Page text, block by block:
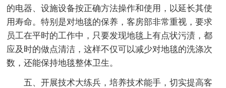
的电器、设施设备按正确方法操作和使用，以延长其使
用寿命。特别是对地毯的保养，客房部非常重视，要求
员工在平时的工作中，只要发现地毯上有点状污渍，都
应及时的做点清洁，这样不仅可以减少对地毯的洗涤次
数，还能保持地毯整体卫生。
五、开展技术大练兵，培养技术能手，切实提高客